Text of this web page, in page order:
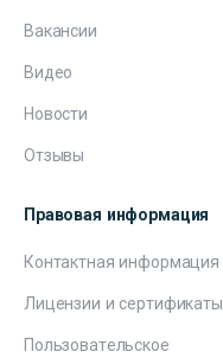
Вакансии
Видео
Новости
Отзывы
Правовая информация
Контактная информация
Лицензии и сертификаты
Пользовательское